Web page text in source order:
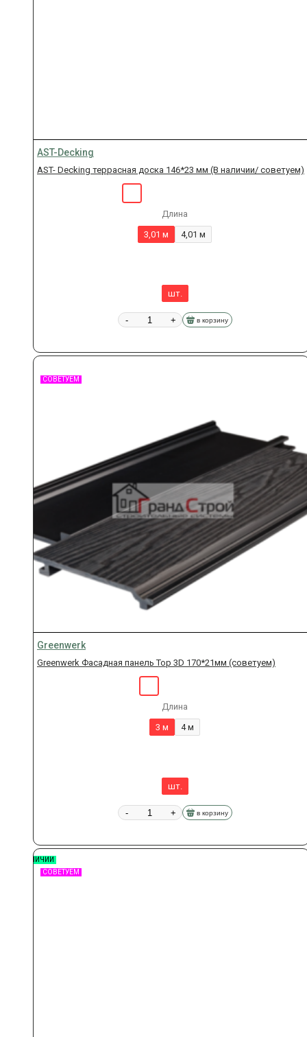
AST-Decking
AST- Decking террасная доска 146*23 мм (В наличии/ советуем)
Длина
3,01 м
4,01 м
шт.
- + в корзину
СОВЕТУЕМ
Greenwerk
Greenwerk Фасадная панель Top 3D 170*21мм (советуем)
Длина
3 м
4 м
шт.
- + в корзину
СОВЕТУЕМ
В НАЛИЧИИ